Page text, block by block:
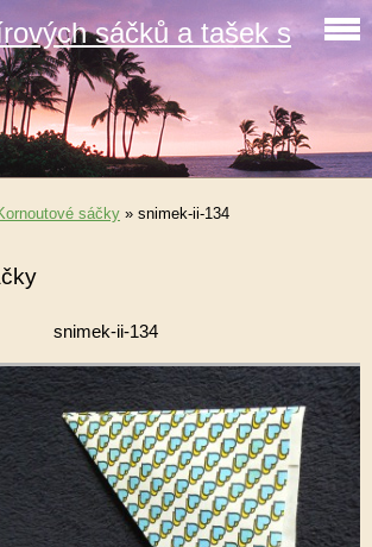
sáčků a tašek s
sáčky » snimek-ii-134
snimek-ii-134